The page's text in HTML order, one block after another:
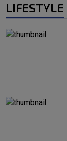
LIFESTYLE